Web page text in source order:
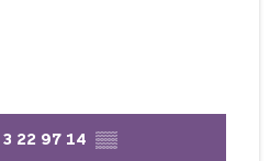
3 22 97 14 ▒▒